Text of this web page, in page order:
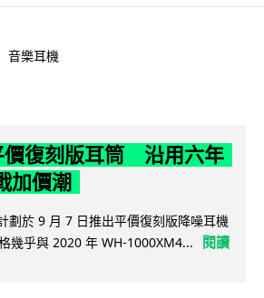
音樂耳機
價復刻版耳筒 沿用六年
加價潮
劃於 9 月 7 日推出平價復刻版降噪耳機
幾乎與 2020 年 WH-1000XM4...
閱讀